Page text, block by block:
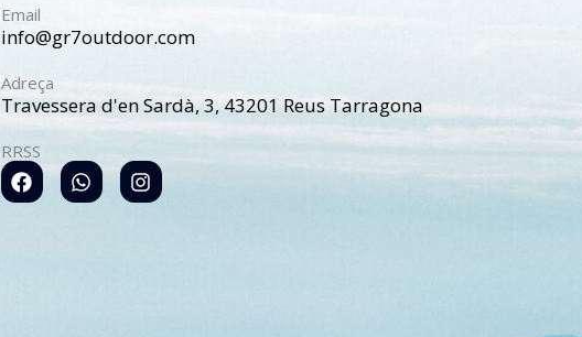
Email
info@gr7outdoor.com
Adreça
Travessera d'en Sardà, 3, 43201 Reus Tarragona
RRSS
F
a
c
W
h
a
I
n
s